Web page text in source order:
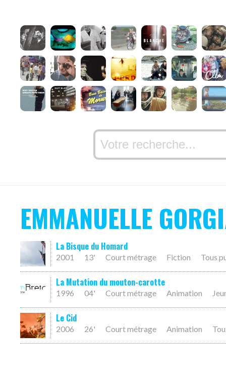
EMMANUELLE
La Bisque du Homard
2001 13' Court métrage Fiction Tous
La Mutation du mouton-carotte
1996 04' Court métrage Animation
Le Cid
2006 26' Court métrage Animation